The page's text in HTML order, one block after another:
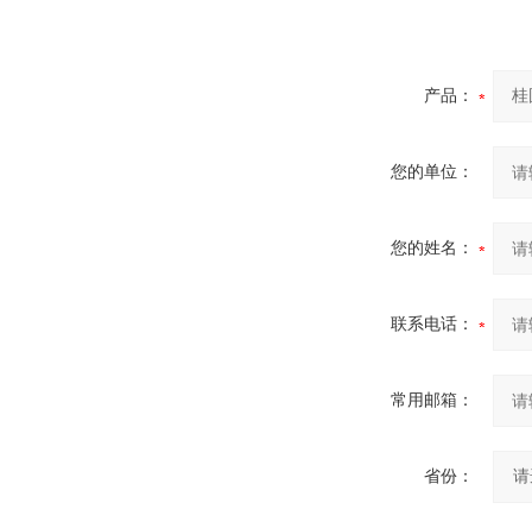
产品：
您的单位：
您的姓名：
联系电话：
常用邮箱：
省份：